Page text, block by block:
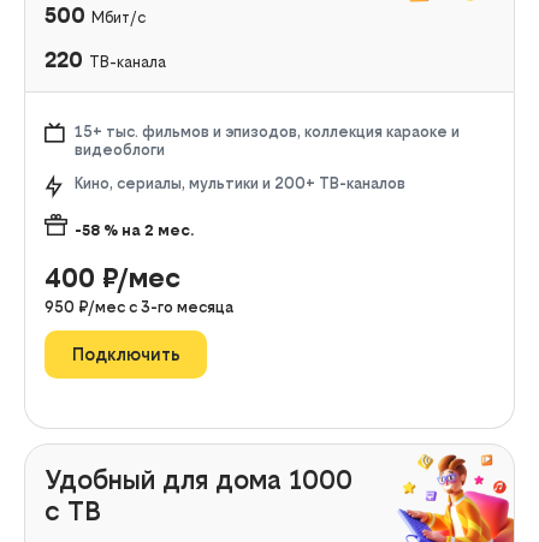
500 Мбит/с
220 ТВ-канала
15+ тыс. фильмов и эпизодов, коллекция караоке и
видеоблоги
Кино, сериалы, мультики и 200+ ТВ-каналов
-58 % на 2 мес.
400 ₽/мес
950 ₽/мес с 3-го месяца
Подключить
Удобный для дома 1000
с ТВ